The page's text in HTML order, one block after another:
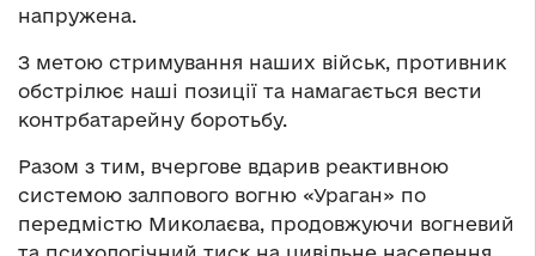
напружена.
З метою стримування наших військ, противник
обстрілює наші позиції та намагається вести
контрбатарейну боротьбу.
Разом з тим, вчергове вдарив реактивною
системою залпового вогню «Ураган» по
передмістю Миколаєва, продовжуючи вогневий